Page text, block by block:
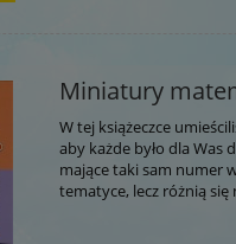
Miniatury
W tej książeczce
aby każde było dla Was
mające taki sam numer
tematyce, lecz różnią